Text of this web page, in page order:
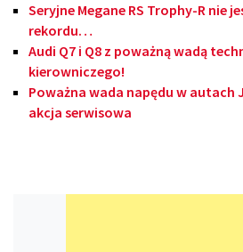
Seryjne Megane RS Trophy-R nie
rekordu…
Audi Q7 i Q8 z poważną wadą
kierowniczego!
Poważna wada napędu w autach
akcja serwisowa